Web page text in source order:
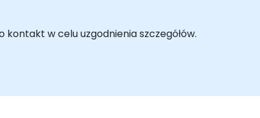
w celu uzgodnienia szczegółów.